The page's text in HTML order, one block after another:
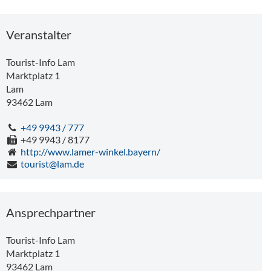
Veranstalter
Tourist-Info Lam
Marktplatz 1
Lam
93462 Lam
+49 9943 / 777
+49 9943 / 8177
http://www.lamer-winkel.bayern/
tourist@lam.de
Ansprechpartner
Tourist-Info Lam
Marktplatz 1
93462 Lam